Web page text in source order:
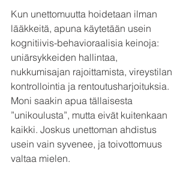
Kun unettomuutta hoidetaan ilman
lääkkeitä, apuna käytetään usein
kognitiivis-behavioraalisia keinoja:
uniärsykkeiden hallintaa,
nukkumisajan rajoittamista, vireystilan
kontrollointia ja rentoutusharjoituksia.
Moni saakin apua tällaisesta
”unikoulusta”, mutta eivät kuitenkaan
kaikki. Joskus unettoman ahdistus
usein vain syvenee, ja toivottomuus
valtaa mielen.